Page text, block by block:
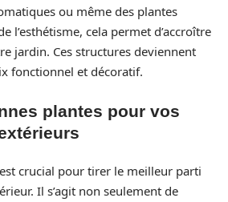
ou même des plantes
l’esthétisme, cela permet d’accroître
jardin. Ces structures deviennent
fonctionnel et décoratif.
plantes pour vos
crucial pour tirer le meilleur parti
Il s’agit non seulement de